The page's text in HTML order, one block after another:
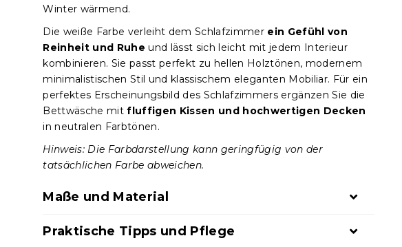
Winter wärmend.
Die weiße Farbe verleiht dem Schlafzimmer ein Gefühl von
Reinheit und Ruhe und lässt sich leicht mit jedem Interieur
kombinieren. Sie passt perfekt zu hellen Holztönen, modernem
minimalistischen Stil und klassischem eleganten Mobiliar. Für ein
perfektes Erscheinungsbild des Schlafzimmers ergänzen Sie die
Bettwäsche mitfluffigen Kissen und hochwertigen Decken
in neutralen Farbtönen.
Hinweis: Die Farbdarstellung kann geringfügig von der
tatsächlichen Farbe abweichen.
Maße und Material
Praktische Tipps und Pflege